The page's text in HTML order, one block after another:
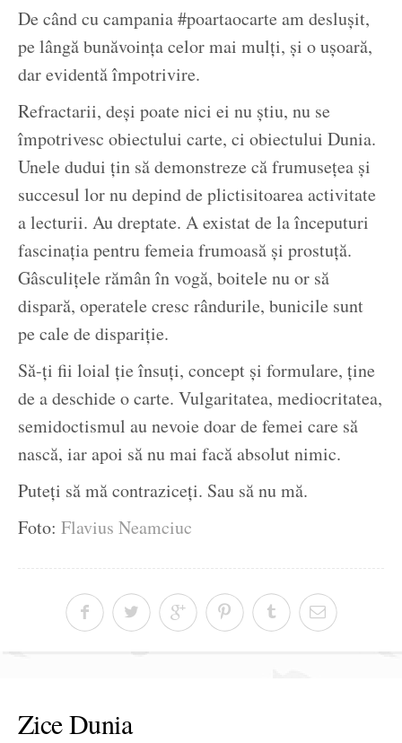
De când cu campania #poartaocarte am deslușit,
pe lângă bunăvoința celor mai mulți, și o ușoară,
dar evidentă împotrivire.
Refractarii, deși poate nici ei nu știu, nu se
împotrivesc obiectului carte, ci obiectului Dunia.
Unele dudui țin să demonstreze că frumusețea și
succesul lor nu depind de plictisitoarea activitate
a lecturii. Au dreptate. A existat de la începuturi
fascinația pentru femeia frumoasă și prostuță.
Gâsculițele rămân în vogă, boitele nu or să
dispară, operatele cresc rândurile, bunicile sunt
pe cale de dispariție.
Să-ți fii loial ție însuți, concept și formulare, ține
de a deschide o carte. Vulgaritatea, mediocritatea,
semidoctismul au nevoie doar de femei care să
nască, iar apoi să nu mai facă absolut nimic.
Puteți să mă contraziceți. Sau să nu mă.
Foto: Flavius Neamciuc
Zice Dunia